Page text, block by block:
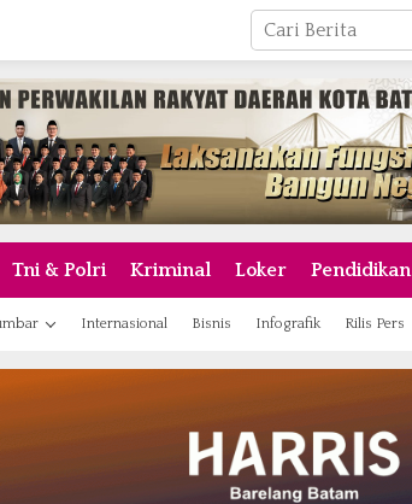
Tni & Polri Kriminal Loker Pendidikan
Internasional Bisnis Infografik Rilis Pers